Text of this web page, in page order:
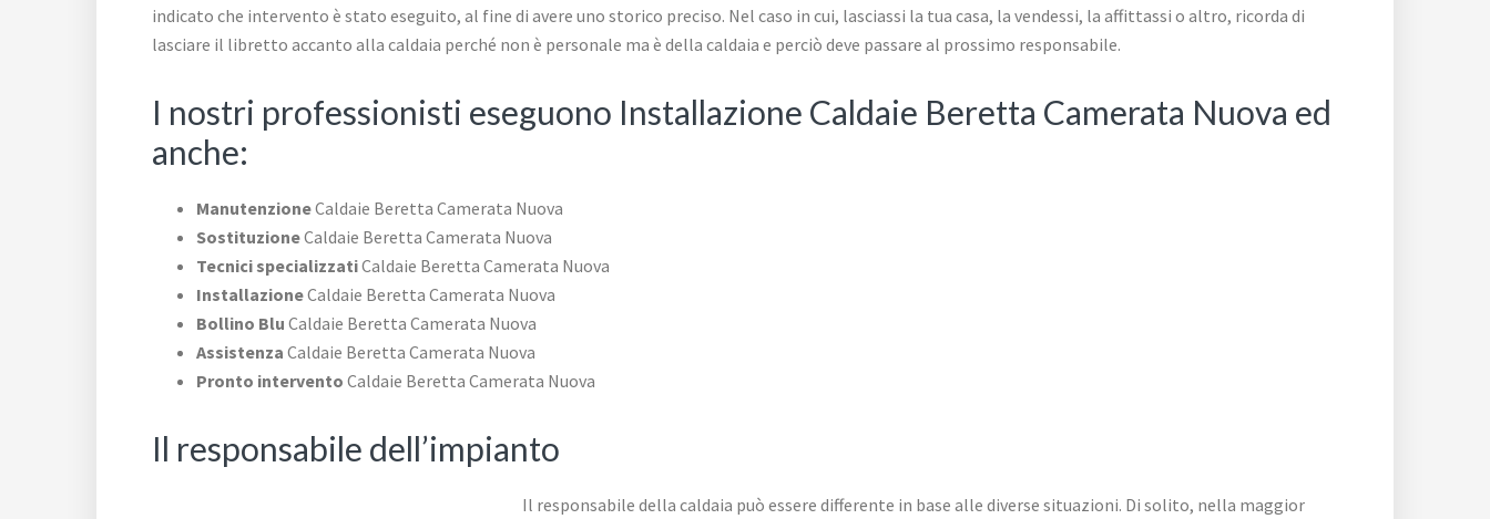
indicato che intervento è stato eseguito, al fine di avere uno storico preciso. Nel caso in cui, lasciassi la tua casa, la vendessi, la affittassi o altro, ricorda di
lasciare il libretto accanto alla caldaia perché non è personale ma è della caldaia e perciò deve passare al prossimo responsabile.
I nostri professionisti eseguono Installazione Caldaie Beretta Camerata Nuova ed
anche:
ManutenzioneCaldaie Beretta Camerata Nuova
SostituzioneCaldaie Beretta Camerata Nuova
Tecnici specializzatiCaldaie Beretta Camerata Nuova
InstallazioneCaldaie Beretta Camerata Nuova
Bollino Blu Caldaie Beretta Camerata Nuova
Assistenza Caldaie Beretta Camerata Nuova
Pronto intervento Caldaie Beretta Camerata Nuova
Il responsabile dell’impianto
Il responsabile della caldaia può essere differente in base alle diverse situazioni. Di solito, nella maggior